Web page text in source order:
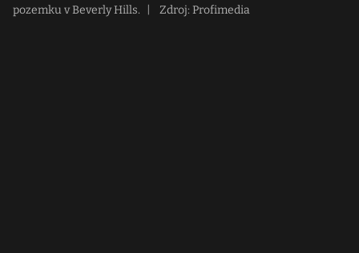
pozemku v Beverly Hills.
Zdroj: Profimedia